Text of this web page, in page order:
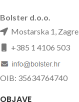
Bolster d.o.o.
Mostarska 1,
+385 1 4106 503
OIB: 35634764740
OBJAVE